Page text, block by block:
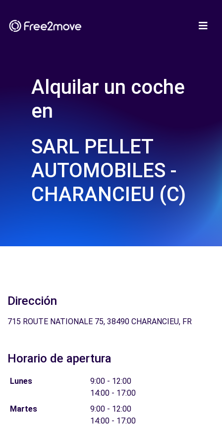
Alquilar un coche
en
SARL PELLET
AUTOMOBILES -
CHARANCIEU (C)
Dirección
715 ROUTE NATIONALE 75, 38490 CHARANCIEU, FR
Horario de apertura
Lunes
9:00 - 12:00
14:00 - 17:00
Martes
9:00 - 12:00
14:00 - 17:00